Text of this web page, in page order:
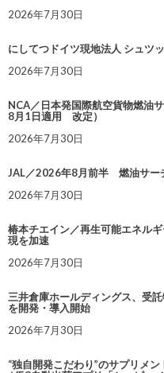
2026年7月30日
にしてつドイツ現地法人 シュツ
2026年7月30日
NCA／日本発国際航空貨物燃油
8月1日適用 改定）
2026年7月30日
JAL／2026年8月前半 燃油サー
2026年7月30日
椿本チエイン／再生可能エネル
現を加速
2026年7月30日
三井倉庫ホールディングス、受
を開発・導入開始
2026年7月30日
“独自開発こだわり”のサプリメ